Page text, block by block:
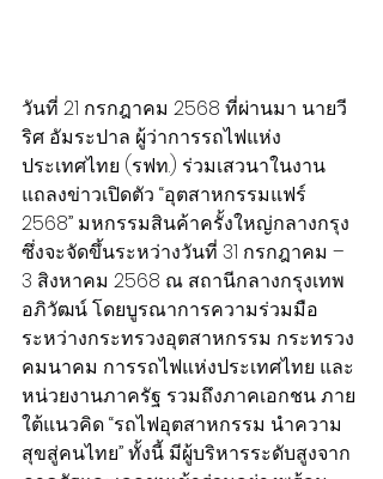
วันที่ 21 กรกฎาคม 2568 ที่ผ่านมา นายวี
ริศ อัมระปาล ผู้ว่าการรถไฟแห่ง
ประเทศไทย (รฟท.) ร่วมเสวนาในงาน
แถลงข่าวเปิดตัว “อุตสาหกรรมแฟร์
2568” มหกรรมสินค้าครั้งใหญ่กลางกรุง
ซึ่งจะจัดขึ้นระหว่างวันที่ 31 กรกฎาคม –
3 สิงหาคม 2568 ณ สถานีกลางกรุงเทพ
อภิวัฒน์ โดยบูรณาการความร่วมมือ
ระหว่างกระทรวงอุตสาหกรรม กระทรวง
คมนาคม การรถไฟแห่งประเทศไทย และ
หน่วยงานภาครัฐ รวมถึงภาคเอกชน ภาย
ใต้แนวคิด “รถไฟอุตสาหกรรม นำความ
สุขสู่คนไทย” ทั้งนี้ มีผู้บริหารระดับสูงจาก